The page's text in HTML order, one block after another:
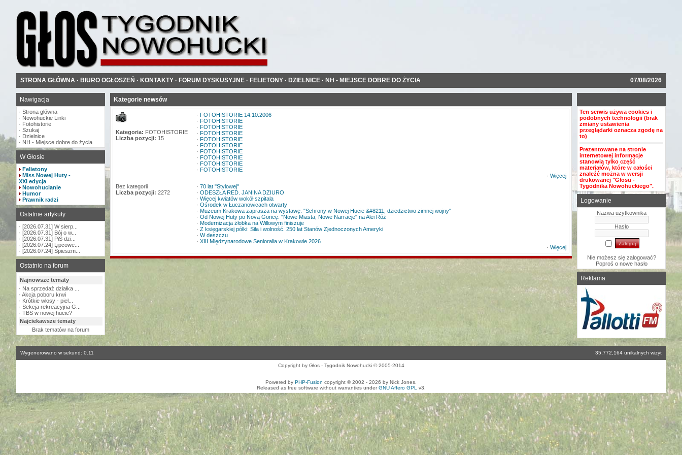
STRONA GŁÓWNA · BIURO OGŁOSZEŃ · KONTAKTY · FORUM DYSKUSYJNE · FELIETONY · DZIELNICE · NH - MIEJSCE DOBRE DO ŻYCIA 07/08/2026
Nawigacja
· Strona główna
· Nowohuckie Linki
· Fotohistorie
· Szukaj
· Dzielnice
· NH - Miejsce dobre do życia
W Głosie
Felietony
Miss Nowej Huty -
XXI edycja
Nowohucianie
Humor
Prawnik radzi
Ostatnie artykuły
· [2026.07.31] W sierp...
· [2026.07.31] Bój o w...
· [2026.07.31] PiS dzi...
· [2026.07.24] Lipcowe...
· [2026.07.24] Śpieszm...
Ostatnio na forum
Najnowsze tematy
· Na sprzedaż działka ...
· Akcja poboru krwi
· Krótkie włosy - piel...
· Sekcja rekreacyjna G...
· TBS w nowej hucie?
Najciekawsze tematy
Brak tematów na forum
Kategorie newsów
Kategoria: FOTOHISTORIE
Liczba pozycji: 15
· FOTOHISTORIE 14.10.2006
· FOTOHISTORIE
· FOTOHISTORIE
· FOTOHISTORIE
· FOTOHISTORIE
· FOTOHISTORIE
· FOTOHISTORIE
· FOTOHISTORIE
· FOTOHISTORIE
· FOTOHISTORIE
· Więcej
Bez kategorii
Liczba pozycji: 2272
· 70 lat "Stylowej"
· ODESZŁA RED. JANINA DZIURO
· Więcej kwiatów wokół szpitala
· Ośrodek w Łuczanowicach otwarty
· Muzeum Krakowa zaprasza na wystawę. "Schrony w Nowej Hucie &#8211; dziedzictwo zimnej wojny"
· Od Nowej Huty po Novą Goricę. "Nowe Miasta, Nowe Narracje" na Alei Róż
· Modernizacja żłobka na Willowym finiszuje
· Z księgarskiej półki: Siła i wolność. 250 lat Stanów Zjednoczonych Ameryki
· W deszczu
· XIII Międzynarodowe Senioralia w Krakowie 2026
· Więcej
Ten serwis używa cookies i
podobnych technologii (brak
zmiany ustawienia
przeglądarki oznacza zgodę na
to)
Prezentowane na stronie
internetowej informacje
stanowią tylko część
materiałów, które w całości
znaleźć można w wersji
drukowanej "Głosu -
Tygodnika Nowohuckiego".
Logowanie
Nazwa użytkownika
Hasło
Nie możesz się zalogować?
Poproś o nowe hasło
Reklama
Wygenerowano w sekund: 0.11 35,772,164 unikalnych wizyt
Copyright by Głos - Tygodnik Nowohucki © 2005-2014
Powered by PHP-Fusion copyright © 2002 - 2026 by Nick Jones.
Released as free software without warranties underGNU Affero GPL v3.